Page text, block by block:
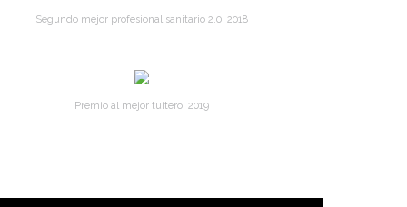
Segundo mejor profesional sanitario 2.0. 2018
Premio al mejor tuitero. 2019